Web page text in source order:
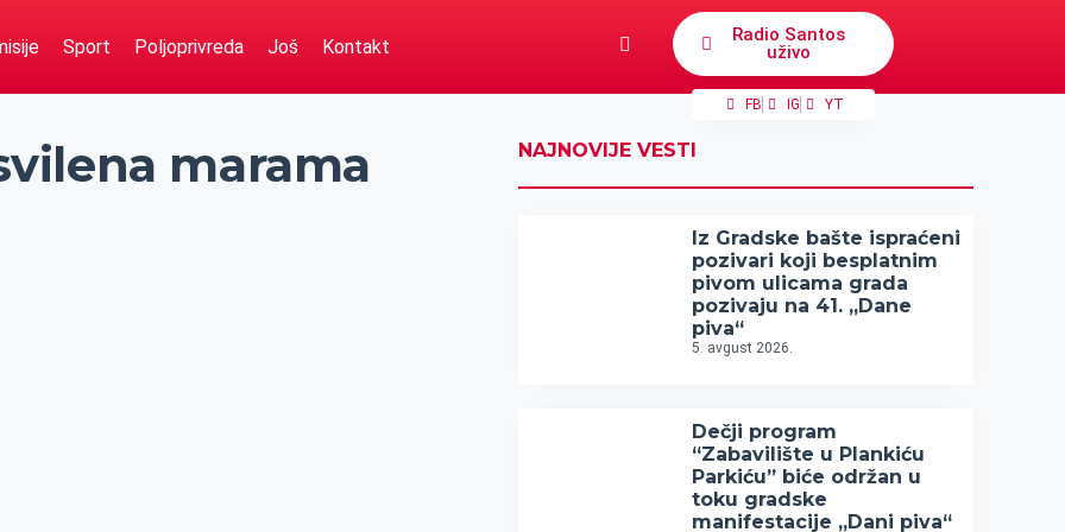
Sport Poljoprivreda Još Kontakt
Radio Santos
uživo
FB IG YT
marama NAJNOVIJE VESTI
Iz Gradske bašte ispraćeni
pozivari koji besplatnim
pivom ulicama grada
pozivaju na 41. „Dane
piva“
5. avgust 2026.
Dečji program
“Zabavilište u Plankiću
Parkiću” biće održan u
toku gradske
manifestacije „Dani piva“